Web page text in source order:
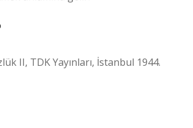
II, TDK Yayınları, İstanbul 1944.